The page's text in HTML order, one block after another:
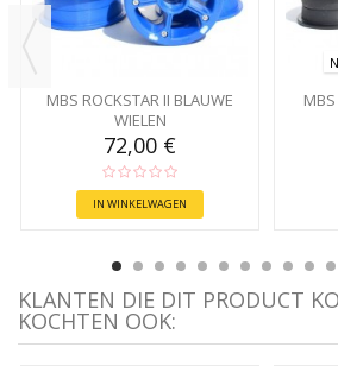
MBS ROCKSTAR II BLAUWE
WIELEN
72,00 €
IN WINKELWAGEN
KLANTEN DIE DIT PRODUCT
KOCHTEN OOK: